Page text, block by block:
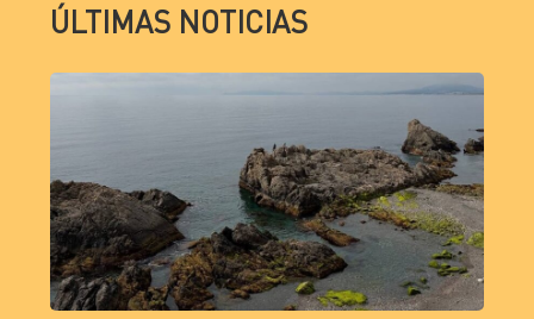
ÚLTIMAS NOTICIAS